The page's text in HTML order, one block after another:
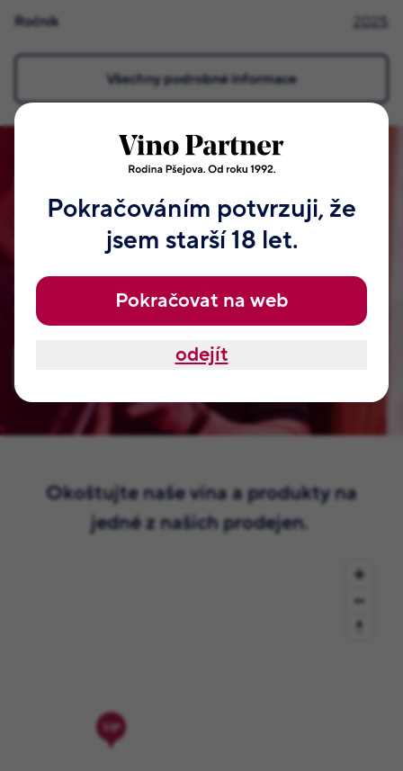
Ročník 2025
Všechny podrobné informace
Vymysleli jsme pro vás VIP klub naší rodiny Pšejových.
Tyhle odměny, které najdete jen u nás. Jsou od našeho táty
členů naší rodiny. Nemají je nikde jinde na světě. Přihlaste
se, nezabere vám to ani dvě minuty.
Okoštujte naše vína a produkty na
jedné z našich prodejen.
Pokračováním potvrzuji, že
jsem starší 18 let.
Pokračovat na web
odejít